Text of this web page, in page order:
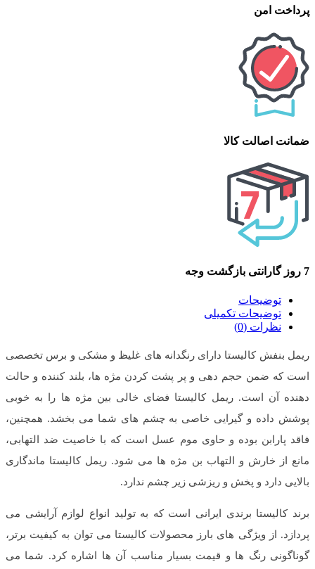
پرداخت امن
ضمانت اصالت کالا
7 روز گارانتی بازگشت وجه
توضیحات
توضیحات تکمیلی
نظرات (0)
ریمل بنفش کالیستا دارای رنگدانه های غلیظ و مشکی و برس تخصصی
است که ضمن حجم دهی و پر پشت کردن مژه ها، بلند کننده و حالت
دهنده آن است. ریمل کالیستا فضای خالی بین مژه ها را به خوبی
پوشش داده و گیرایی خاصی به چشم های شما می بخشد. همچنین،
فاقد پارابن بوده و حاوی موم عسل است که با خاصیت ضد التهابی،
مانع از خارش و التهاب بن مژه ها می شود. ریمل کالیستا ماندگاری
بالایی دارد و پخش و ریزشی زیر چشم ندارد.
برند کالیستا برندی ایرانی است که به تولید انواع لوازم آرایشی می
پردازد. از ویژگی های بارز محصولات کالیستا می توان به کیفیت برتر،
گوناگونی رنگ ها و قیمت بسیار مناسب آن ها اشاره کرد. شما می